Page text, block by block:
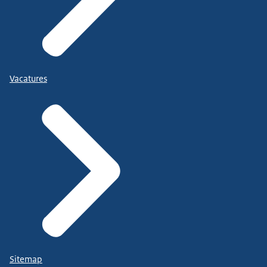
Vacatures
Sitemap